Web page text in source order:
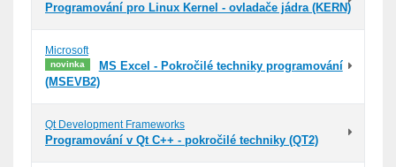
Programování pro Linux Kernel - ovladače jádra (KERN)
Microsoft
novinka
MS Excel - Pokročilé techniky programování
(MSEVB2)
Qt Development Frameworks
Programování v Qt C++ - pokročilé techniky (QT2)